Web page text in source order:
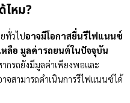
ไหม?
ทั่วไปอาจมีโอกาสยื่นรีไฟแนนซ์
ลือ มูลค่ารถยนต์ในปัจจุบัน
ากรถยังมีมูลค่าเพียงพอและ
สามารถดำเนินการรีไฟแนนซ์ได้